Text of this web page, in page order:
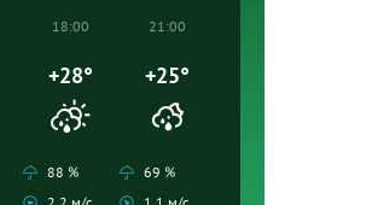
18:00
+28°
88 %
21:00
+25°
69 %